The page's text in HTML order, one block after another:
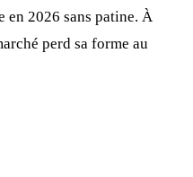
en 2026 sans patine. À
perd sa forme au